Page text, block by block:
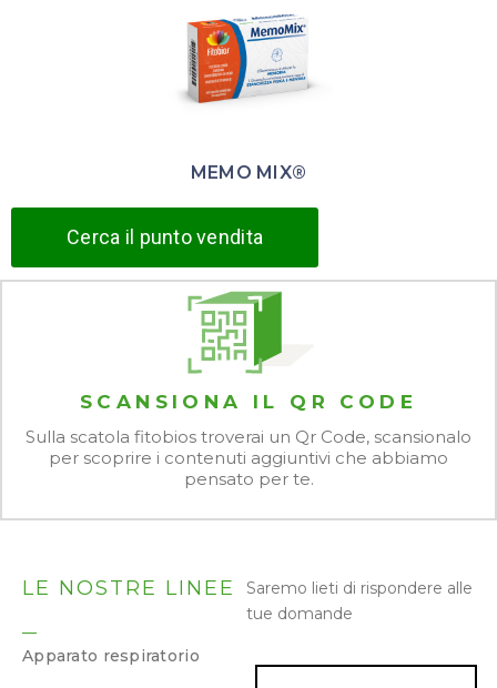
MEMO MIX®
Cerca il punto vendita
SCANSIONA IL QR CODE
Sulla scatola fitobios troverai un Qr Code, scansionalo
per scoprire i contenuti aggiuntivi che abbiamo
pensato per te.
LE NOSTRE LINEE
Apparato respiratorio
Saremo lieti di rispondere alle
tue domande